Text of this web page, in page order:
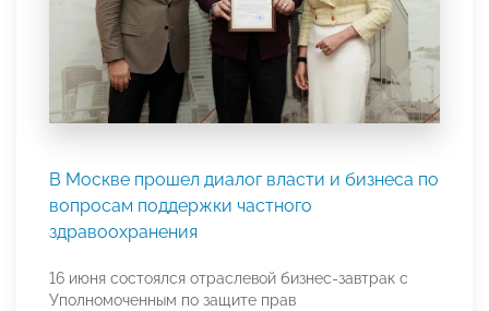
В Москве прошел диалог власти и бизнеса по
вопросам поддержки частного
здравоохранения
16 июня состоялся отраслевой бизнес-завтрак с
Уполномоченным по защите прав